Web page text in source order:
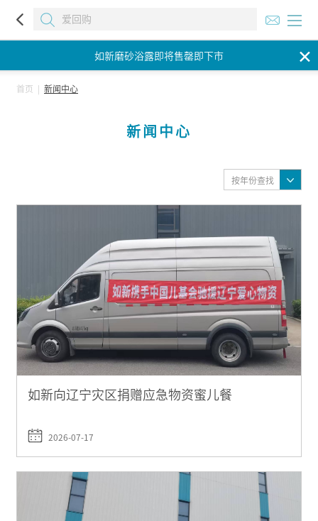
✕
如新磨砂浴露即将售罄即下市
首页 新闻中心
新闻中心
按年份查找
如新向辽宁灾区捐赠应急物资蜜儿餐
2026-07-17